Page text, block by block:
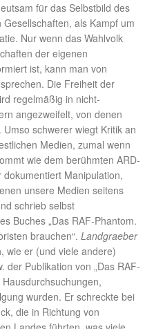
für das Selbstbild des
als Kampf um
Nur wenn das Wahlvolk
der eigenen
ist, kann man von
Die Freiheit der
regelmäßig in nicht-
angezweifelt, von denen
schwerer wiegt Kritik an
Medien, zumal wenn
wie dem berühmten ARD-
dokumentiert Manipulation,
unsere Medien seitens
schrieb selbst
Buches „Das RAF-Phantom.
brauchen“. Landgraeber
wie er (und viele andere)
der Publikation von „Das RAF-
wurden. Er schreckte bei
die in Richtung von